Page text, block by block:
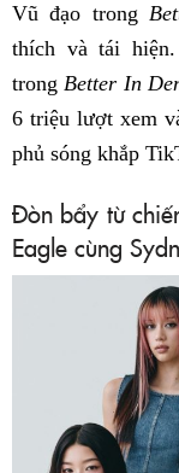
Vũ đạo trong
thích và tái
trongBetter In
6 triệu lượt xem
phủ sóng khắp
Đòn bẩy từ
Eagle cùng